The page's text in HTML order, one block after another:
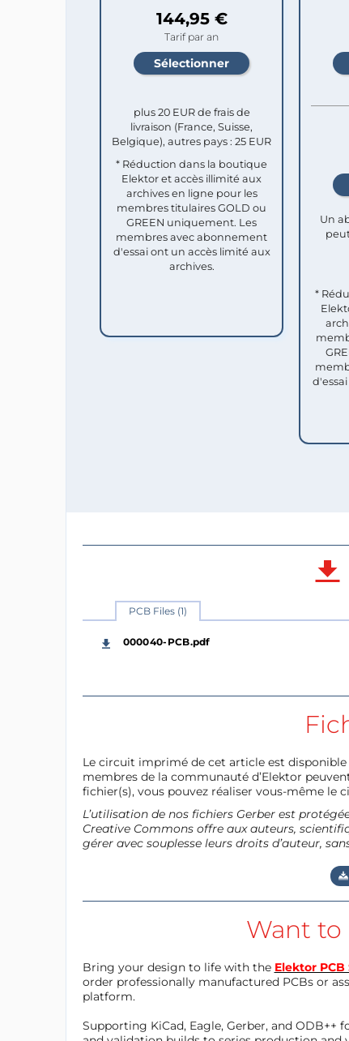
144,95 €
Tarif par an
plus 20 EUR de frais de
livraison (France, Suisse,
Belgique), autres pays : 25 EUR
* Réduction dans la boutique
Elektor et accès illimité aux
archives en ligne pour les
membres titulaires GOLD ou
GREEN uniquement. Les
membres avec abonnement
d'essai ont un accès limité aux
archives.
Un
*
PCB Files (1)
000040-PCB.pdf
Le circuit imprimé de cet article est disponible
membres de la communauté d’Elektor
fichier(s), vous pouvez réaliser vous-même le
L’utilisation de nos fichiers Gerber est
Creative Commons offre aux auteurs,
gérer avec souplesse leurs droits d’auteur,
Want to
Bring your design to life with the Elektor PCB
order professionally manufactured PCBs or
platform.
Supporting KiCad, Eagle, Gerber, and